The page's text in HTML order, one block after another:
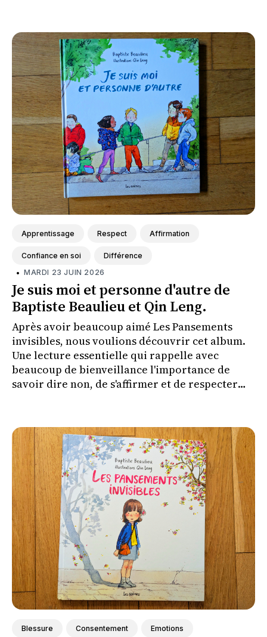
Apprentissage Respect Affirmation
Confiance en soi Différence
• MARDI 23 JUIN 2026
Je suis moi et personne d'autre de
Baptiste Beaulieu et Qin Leng.
Après avoir beaucoup aimé Les Pansements
invisibles, nous voulions découvrir cet album.
Une lecture essentielle qui rappelle avec
beaucoup de bienveillance l'importance de
savoir dire non, de s'affirmer et de respecter
Blessure Consentement Emotions